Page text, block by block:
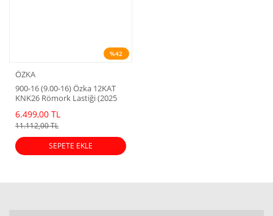
%42
ÖZKA
900-16 (9.00-16) Özka 12KAT
KNK26 Römork Lastiği (2025
6.499,00 TL
11.112,00 TL
SEPETE EKLE